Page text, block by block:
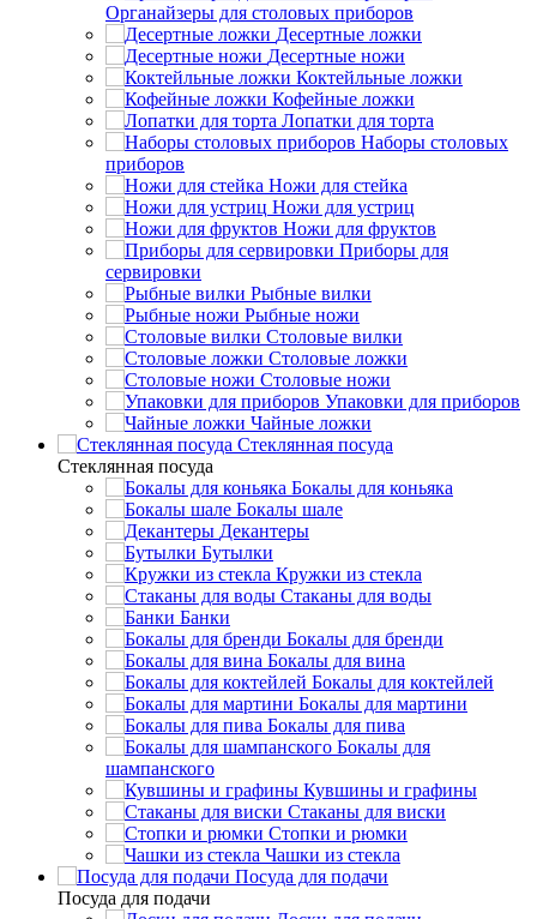
Органайзеры для столовых приборов
Десертные ложки
Десертные ножи
Коктейльные ложки
Кофейные ложки
Лопатки для торта
Наборы столовых
приборов
Ножи для стейка
Ножи для устриц
Ножи для фруктов
Приборы для
сервировки
Рыбные вилки
Рыбные ножи
Столовые вилки
Столовые ложки
Столовые ножи
Упаковки для приборов
Чайные ложки
Стеклянная посуда
Стеклянная посуда
Бокалы для коньяка
Бокалы шале
Декантеры
Бутылки
Кружки из стекла
Стаканы для воды
Банки
Бокалы для бренди
Бокалы для вина
Бокалы для коктейлей
Бокалы для мартини
Бокалы для пива
Бокалы для
шампанского
Кувшины и графины
Стаканы для виски
Стопки и рюмки
Чашки из стекла
Посуда для подачи
Посуда для подачи